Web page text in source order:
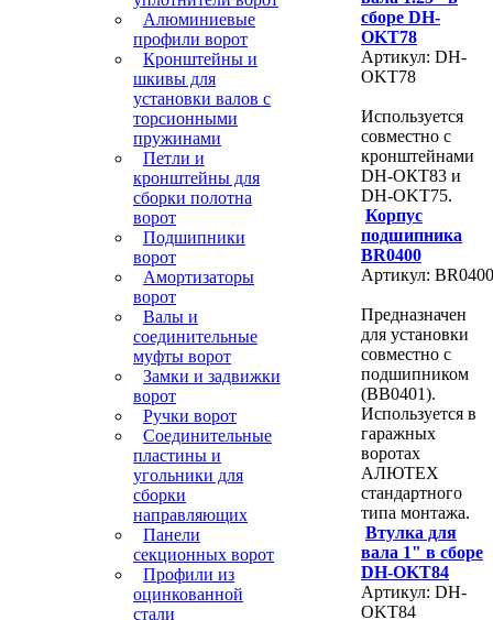
Алюминиевые
профили ворот
Кронштейны и
шкивы для
установки валов с
торсионными
пружинами
Петли и
кронштейны для
сборки полотна
ворот
Подшипники
ворот
Амортизаторы
ворот
Валы и
соединительные
муфты ворот
Замки и задвижки
ворот
Ручки ворот
Соединительные
пластины и
угольники для
сборки
направляющих
Панели
секционных ворот
Профили из
оцинкованной
стали
сборе DH-
OKT78
Артикул: DH-
OKT78
Используется
совместно с
кронштейнами
DH-ОКТ83 и
DH-OKT75.
Корпус
подшипника
BR0400
Артикул: BR0400
Предназначен
для установки
совместно с
подшипником
(BB0401).
Используется в
гаражных
воротах
АЛЮТЕХ
стандартного
типа монтажа.
Втулка для
вала 1" в сборе
DH-OKT84
Артикул: DH-
OKT84